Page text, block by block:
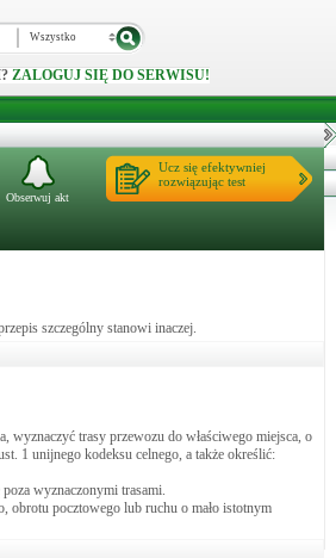
Wszystko
ZALOGUJ SIĘ DO SERWISU!
Ucz się efektywniej
rozwiązując test
Obserwuj akt
szczególny stanowi inaczej.
trasy przewozu do właściwego miejsca, o
1 unijnego kodeksu celnego, a także określić:
wyznaczonymi trasami.
obrotu pocztowego lub ruchu o mało istotnym